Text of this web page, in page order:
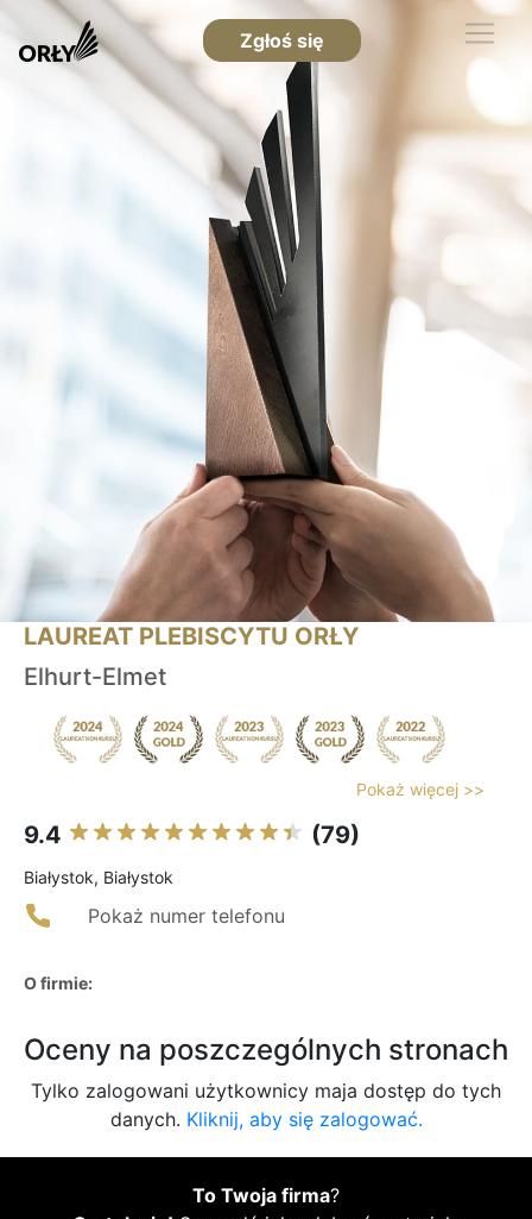
Zgłoś się
LAUREAT PLEBISCYTU ORŁY
Elhurt-Elmet
Pokaż więcej >>
9.4 (79)
Białystok, Białystok
Pokaż numer telefonu
O firmie:
Oceny na poszczególnych stronach
Tylko zalogowani użytkownicy maja dostęp do tych
danych. Kliknij, aby się zalogować.
To Twoja firma?